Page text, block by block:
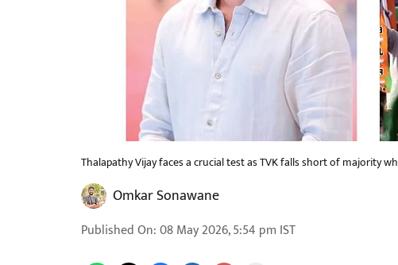
Thalapathy Vijay faces a crucial test as TVK falls short of majority
Omkar Sonawane
Published On:08 May 2026, 5:54 pm IST